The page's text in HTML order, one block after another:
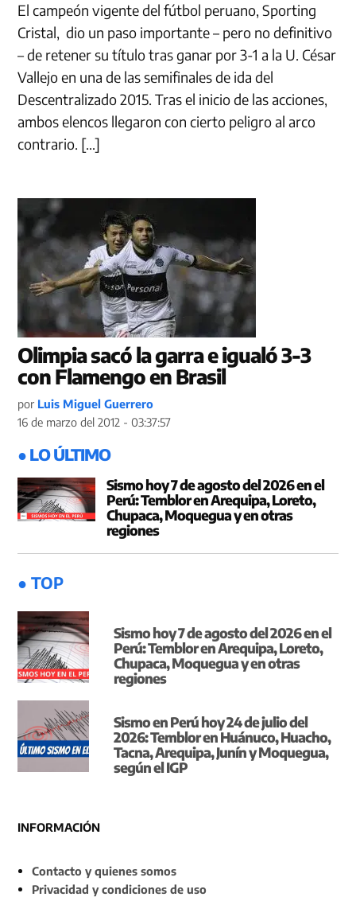
El campeón vigente del fútbol peruano, Sporting
Cristal, dio un paso importante – pero no definitivo
– de retener su título tras ganar por 3-1 a la U. César
Vallejo en una de las semifinales de ida del
Descentralizado 2015. Tras el inicio de las acciones,
ambos elencos llegaron con cierto peligro al arco
contrario. […]
Olimpia sacó la garra e igualó 3-3
con Flamengo en Brasil
por Luis Miguel Guerrero
16 de marzo del 2012 - 03:37:57
● LO ÚLTIMO
Sismo hoy 7 de agosto del 2026 en el
Perú: Temblor en Arequipa, Loreto,
Chupaca, Moquegua y en otras
regiones
● TOP
Sismo hoy 7 de agosto del 2026 en el
Perú: Temblor en Arequipa, Loreto,
Chupaca, Moquegua y en otras
regiones
Sismo en Perú hoy 24 de julio del
2026: Temblor en Huánuco, Huacho,
Tacna, Arequipa, Junín y Moquegua,
según el IGP
INFORMACIÓN
Contacto y quienes somos
Privacidad y condiciones de uso